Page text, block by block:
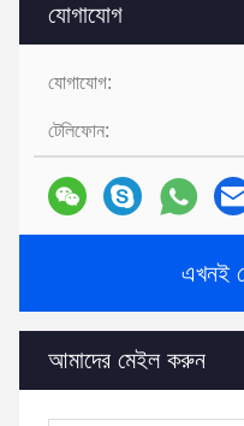
যোগাযোগ
যোগাযোগ:
টেলিফোন:
এখনই
আমাদের মেইল ​​করুন